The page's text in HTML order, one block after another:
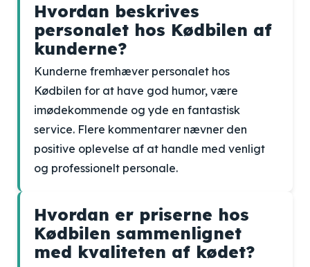
Hvordan beskrives
personalet hos Kødbilen af
kunderne?
Kunderne fremhæver personalet hos
Kødbilen for at have god humor, være
imødekommende og yde en fantastisk
service. Flere kommentarer nævner den
positive oplevelse af at handle med venligt
og professionelt personale.
Hvordan er priserne hos
Kødbilen sammenlignet
med kvaliteten af kødet?